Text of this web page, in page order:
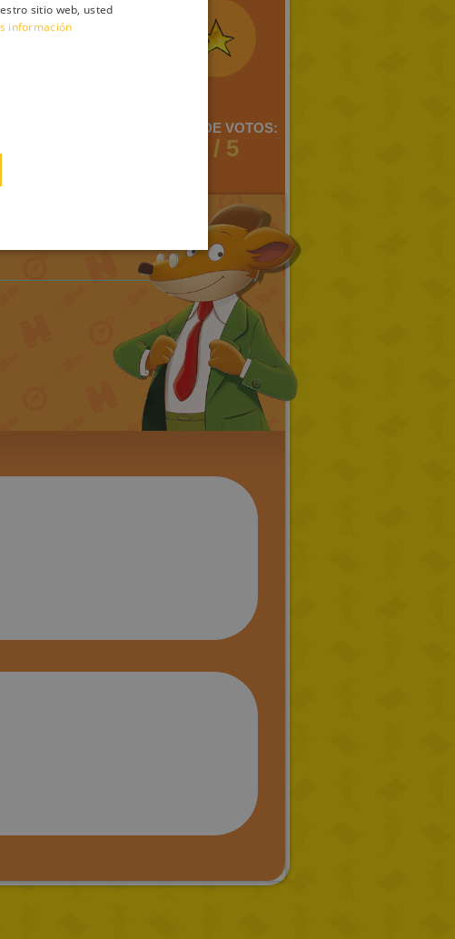
MEDIA DE VOTOS:
2 / 5
TURKISH
DUTCH
CATALAN
sitio web, usted
información